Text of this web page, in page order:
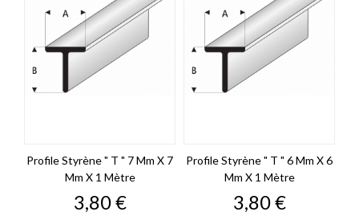
Profile Styrène " T " 7 Mm X 7
Mm X 1 Mètre
Prix
3,80 €
Profile Styrène " T " 6 Mm X 6
Mm X 1 Mètre
Prix
3,80 €